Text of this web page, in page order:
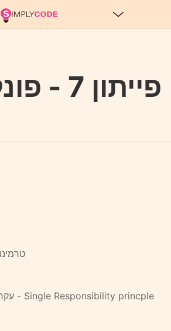
פייתון 7 - פונקציות
עקרון האחריות היחידה - Single Responsibility princple